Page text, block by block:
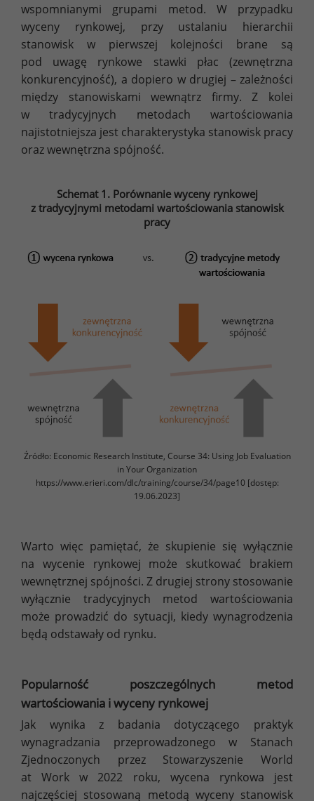
wspomnianymi grupami metod. W przypadku
wyceny rynkowej, przy ustalaniu hierarchii
stanowisk w pierwszej kolejności brane są
pod uwagę rynkowe stawki płac (zewnętrzna
konkurencyjność), a dopiero w drugiej – zależności
między stanowiskami wewnątrz firmy. Z kolei
w tradycyjnych metodach wartościowania
najistotniejsza jest charakterystyka stanowisk pracy
oraz wewnętrzna spójność.
Schemat 1. Porównanie wyceny rynkowej
z tradycyjnymi metodami wartościowania stanowisk
pracy
Źródło: Economic Research Institute, Course 34: Using Job Evaluation
in Your Organization
https://www.erieri.com/dlc/training/course/34/page10 [dostęp:
19.06.2023]
Warto więc pamiętać, że skupienie się wyłącznie
na wycenie rynkowej może skutkować brakiem
wewnętrznej spójności. Z drugiej strony stosowanie
wyłącznie tradycyjnych metod wartościowania
może prowadzić do sytuacji, kiedy wynagrodzenia
będą odstawały od rynku.
Popularność poszczególnych metod
wartościowania i wyceny rynkowej
Jak wynika z badania dotyczącego praktyk
wynagradzania przeprowadzonego w Stanach
Zjednoczonych przez Stowarzyszenie World
at Work w 2022 roku, wycena rynkowa jest
najczęściej stosowaną metodą wyceny stanowisk